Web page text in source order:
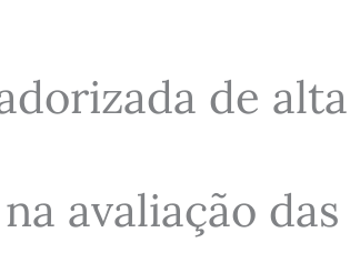
de
avaliação